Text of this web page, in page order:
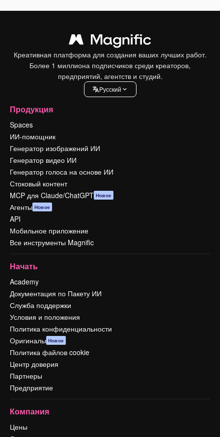
Креативная платформа для создания ваших лучших работ.
Более 1 миллиона подписчиков среди креаторов,
предприятий, агентств и студий.
Pусский
Продукция
Spaces
ИИ-помощник
Генератор изображений ИИ
Генератор видео ИИ
Генератор голоса на основе ИИ
Стоковый контент
MCP для Claude/ChatGPT Новое
Агенты Новое
API
Мобильное приложение
Все инструменты Magnific
Начать
Academy
Документация по Пакету ИИ
Служба поддержки
Условия и положения
Политика конфиденциальности
Оригиналы Новое
Политика файлов cookie
Центр доверия
Партнеры
Предприятие
Компания
Цены